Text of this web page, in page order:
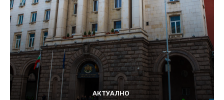
АКТУАЛНО